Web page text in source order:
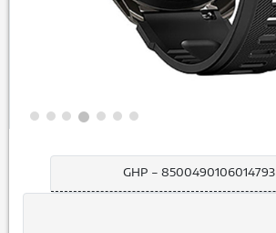
GHP - 8500490106014793